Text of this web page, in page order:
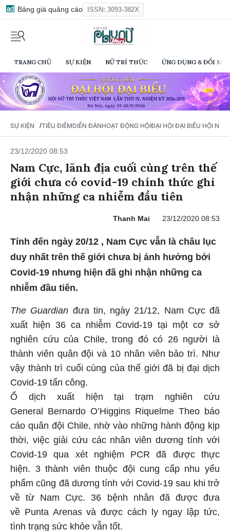
Bảng giá quảng cáo ISSN: 3093-382X
TRANG CHỦ SỰ KIỆN NỮ TRÍ THỨC ỨNG DỤNG & ĐỔI
SỰ KIỆN /TIÊU ĐIỂMDIỄN ĐÀNHOẠT ĐỘNG HỘIĐẠI HỘI ĐẠI BIỂU HỘI NỮ
23/12/2020 08:53
Nam Cực, lãnh địa cuối cùng trên thế
giới chưa có covid-19 chính thức ghi
nhận những ca nhiễm đầu tiên
Thanh Mai 23/12/2020 08:53
Tính đến ngày 20/12 , Nam Cực vẫn là châu lục
duy nhất trên thế giới chưa bị ảnh hưởng bởi
Covid-19 nhưng hiện đã ghi nhận những ca
nhiễm đầu tiên.
The Guardian đưa tin, ngày 21/12, Nam Cực đã
xuất hiện 36 ca nhiễm Covid-19 tại một cơ sở
nghiên cứu của Chile, trong đó có 26 người là
thành viên quân đội và 10 nhân viên bảo trì. Như
vậy thành trì cuối cùng của thế giới đã bị đại dịch
Covid-19 tấn công.
Ổ dịch xuất hiện tại trạm nghiên cứu
General Bernardo O’Higgins Riquelme Theo báo
cáo quân đội Chile, nhờ vào những hành động kịp
thời, việc giải cứu các nhân viên dương tính với
Covid-19 qua xét nghiệm PCR đã được thực
hiện. 3 thành viên thuộc đội cung cấp nhu yếu
phẩm cũng đã dương tính với Covid-19 sau khi trở
về từ Nam Cực. 36 bệnh nhân đã được đưa
về Punta Arenas và được cách ly ngay lập tức,
tình trạng sức khỏe vẫn tốt.